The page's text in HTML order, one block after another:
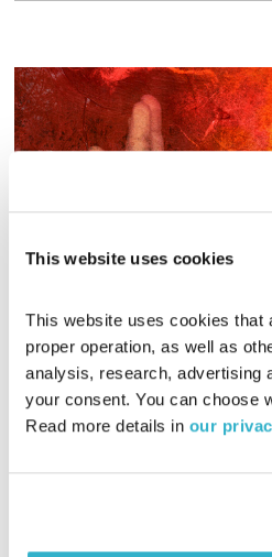
This website uses cookies
This website uses cookies that
proper operation, as well as
analysis, research, advertising
your consent. You can choose
Read more details in our